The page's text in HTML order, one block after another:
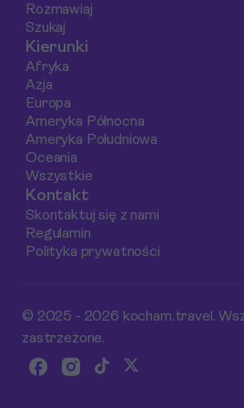
Rozmawiaj
Szukaj
Kierunki
Afryka
Azja
Europa
Ameryka Północna
Ameryka Południowa
Oceania
Wszystkie
Kontakt
Skontaktuj się z nami
Regulamin
Polityka prywatności
© 2025 - 2026 kocham.travel.
zastrzeżone.